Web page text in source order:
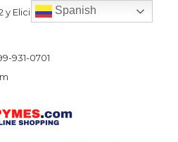
Elicio Flor (Quito-
931-0701
Spanish